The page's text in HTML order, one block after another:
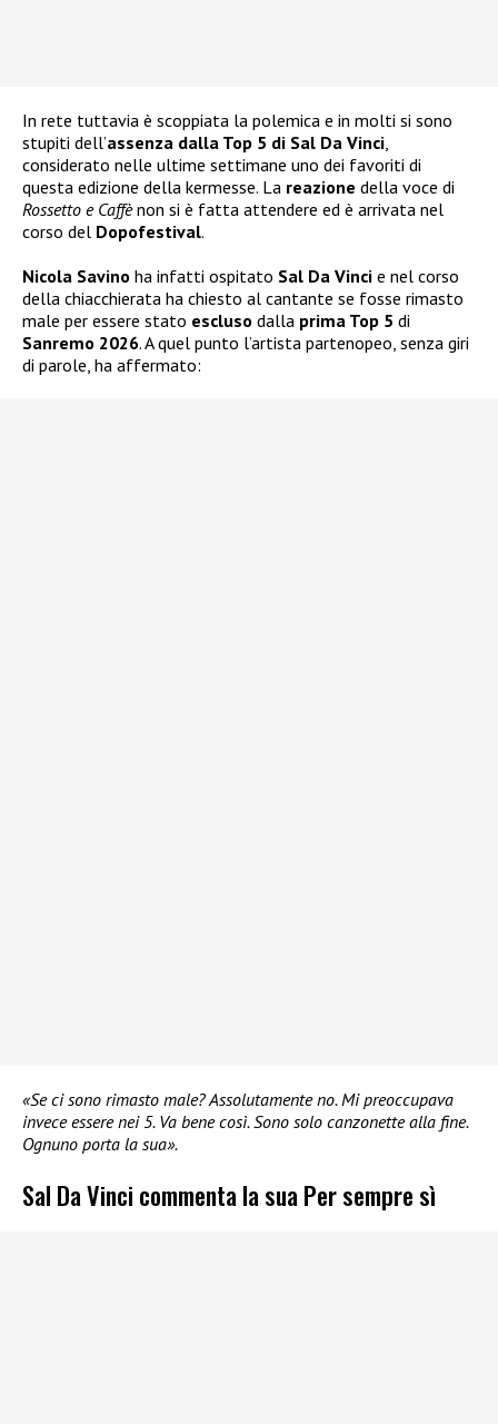
In rete tuttavia è scoppiata la polemica e in molti si sono
stupiti dell’assenza dalla Top 5 di Sal Da Vinci,
considerato nelle ultime settimane uno dei favoriti di
questa edizione della kermesse. La reazione della voce di
Rossetto e Caffènon si è fatta attendere ed è arrivata nel
corso del Dopofestival.
Nicola Savino ha infatti ospitato Sal Da Vinci e nel corso
della chiacchierata ha chiesto al cantante se fosse rimasto
male per essere stato escluso dalla prima Top 5 di
Sanremo 2026. A quel punto l’artista partenopeo, senza giri
di parole, ha affermato:
«Se ci sono rimasto male? Assolutamente no. Mi preoccupava
invece essere nei 5. Va bene così. Sono solo canzonette alla fine.
Ognuno porta la sua».
Sal Da Vinci commenta la sua Per sempre sì